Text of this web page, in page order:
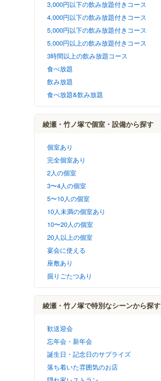
3,000円以下の飲み放題付きコース
4,000円以下の飲み放題付きコース
5,000円以下の飲み放題付きコース
5,000円以上の飲み放題付きコース
3時間以上の飲み放題コース
食べ放題
飲み放題
食べ放題&飲み放題
綾瀬・竹ノ塚で個室・設備から探す
個室あり
完全個室あり
2人の個室
3〜4人の個室
5〜10人の個室
10人未満の個室あり
10〜20人の個室
20人以上の個室
宴会に使える
座敷あり
掘りごたつあり
綾瀬・竹ノ塚で特別なシーンから探す
歓送迎会
忘年会・新年会
誕生日・記念日のサプライズ
落ち着いた雰囲気のお店